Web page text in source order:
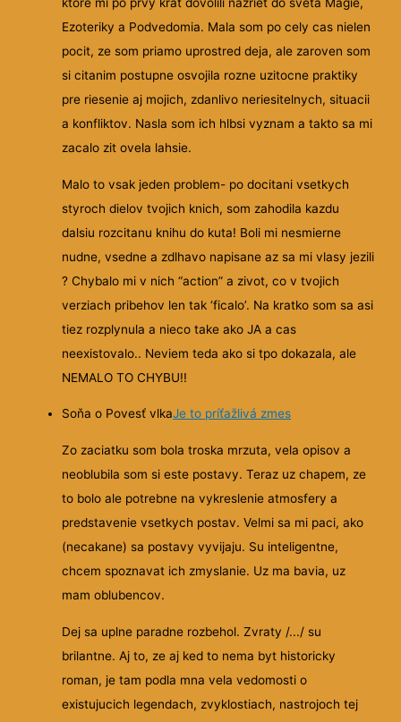
Ezoteriky a Podvedomia. Mala som po cely cas nielen
pocit, ze som priamo uprostred deja, ale zaroven som
si citanim postupne osvojila rozne uzitocne praktiky
pre riesenie aj mojich, zdanlivo neriesitelnych, situacii
a konfliktov. Nasla som ich hlbsi vyznam a takto sa mi
zacalo zit ovela lahsie.
Malo to vsak jeden problem- po docitani vsetkych
styroch dielov tvojich knich, som zahodila kazdu
dalsiu rozcitanu knihu do kuta! Boli mi nesmierne
nudne, vsedne a zdlhavo napisane az sa mi vlasy jezili
? Chybalo mi v nich “action” a zivot, co v tvojich
verziach pribehov len tak ‘ficalo’. Na kratko som sa asi
tiez rozplynula a nieco take ako JA a cas
neexistovalo.. Neviem teda ako si tpo dokazala, ale
NEMALO TO CHYBU!!
Soňa o Povesť vlkaJe to príťažlivá zmes
Zo zaciatku som bola troska mrzuta, vela opisov a
neoblubila som si este postavy. Teraz uz chapem, ze
to bolo ale potrebne na vykreslenie atmosfery a
predstavenie vsetkych postav. Velmi sa mi paci, ako
(necakane) sa postavy vyvijaju. Su inteligentne,
chcem spoznavat ich zmyslanie. Uz ma bavia, uz
mam oblubencov.
Dej sa uplne paradne rozbehol. Zvraty /.../ su
brilantne. Aj to, ze aj ked to nema byt historicky
roman, je tam podla mna vela vedomosti o
existujucich legendach, zvyklostiach, nastrojoch tej